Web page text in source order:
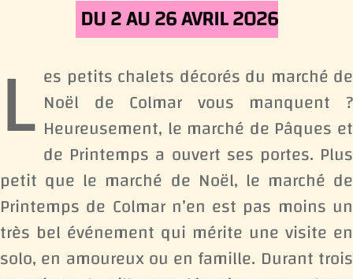
DU 2 AU 26 AVRIL 2026
L es petits chalets décorés du marché de
Noël de Colmar vous manquent ?
Heureusement, le marché de Pâques et
de Printemps a ouvert ses portes. Plus
petit que le marché de Noël, le marché de
Printemps de Colmar n’en est pas moins un
très bel événement qui mérite une visite en
solo, en amoureux ou en famille. Durant trois